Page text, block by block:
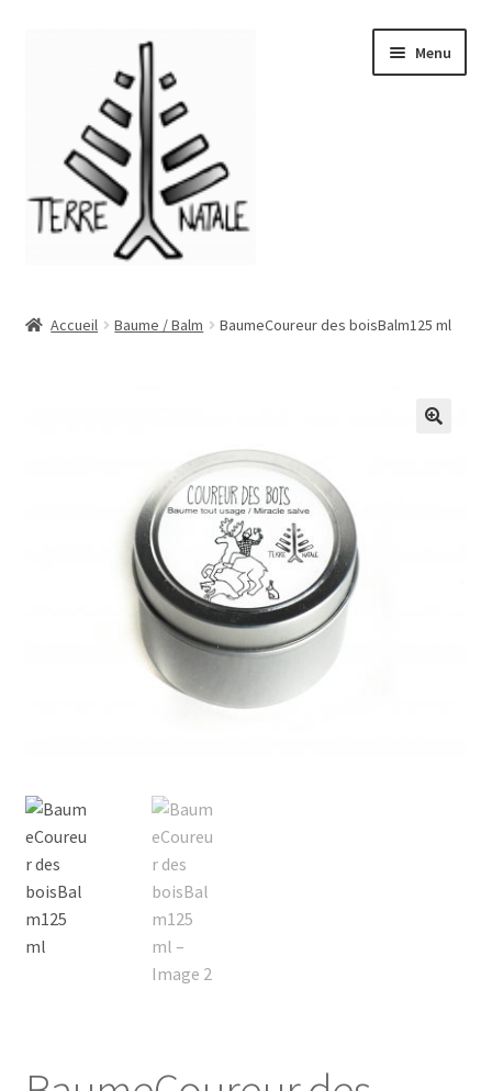
navigation
Menu
Commande/Checkout
Conditions de vente/Terms of service
Événements/Events
My custom checkout page
Panier/Cart
Accueil Baume / Balm BaumeCoureur des boisBalm125 ml